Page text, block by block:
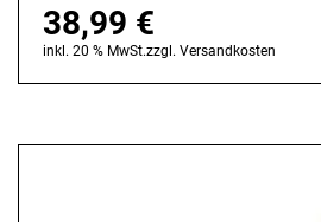
38,99 €
inkl. 20 % MwSt.zzgl. Versandkosten